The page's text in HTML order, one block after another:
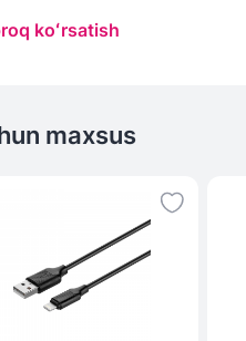
koʻrsatish
maxsus